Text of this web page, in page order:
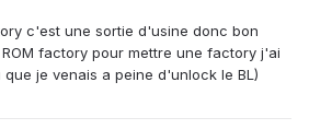
c'est une sortie d'usine donc bon
factory pour mettre une factory j'ai
je venais a peine d'unlock le BL)